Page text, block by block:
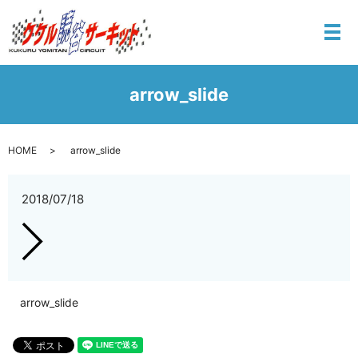
メ
arrow_slide
HOME arrow_slide
2018/07/18
arrow_slide